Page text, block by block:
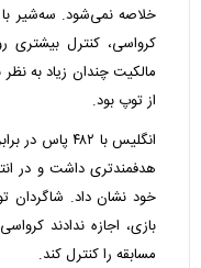
کرواسی، کنترل بیشتری
مالکیت چندان زیاد به
از توپ بود.
هدفمندتری داشت و در
خود نشان داد. شاگردان
بازی، اجازه ندادند
مسابقه را کنترل کند.